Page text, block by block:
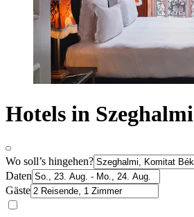
Hotels in Szeghalmi
Wo soll’s hingehen?
Daten
Gäste